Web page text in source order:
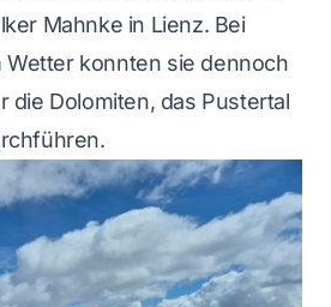
Mahnke in Lienz. Bei
konnten sie dennoch
die Dolomiten, das Pustertal